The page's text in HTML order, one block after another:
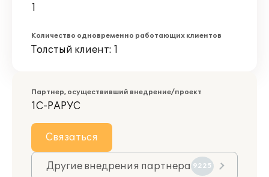
1
Количество одновременно работающих клиентов
Толстый клиент: 1
Партнер, осуществивший внедрение/проект
1С-РАРУС
Связаться
Другие внедрения партнера 9225